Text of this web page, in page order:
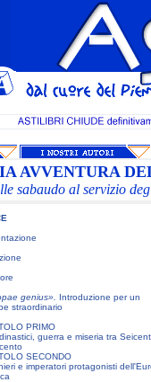
AVVENTURA
sabaudo al servizio
genius».
Introduzione per un
straordinario
PRIMO
guerra e miseria tra
SECONDO
e imperatori protagonisti